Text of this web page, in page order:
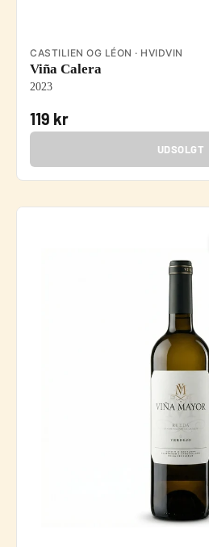
CASTILIEN OG LÉON · HVIDVIN
Viña Calera
2023
119 kr
UDSOLGT